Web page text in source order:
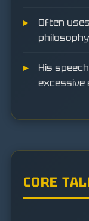
Often
His
excessive
CORE